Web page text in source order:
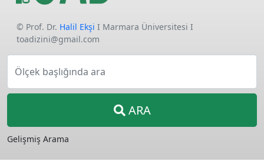
© Prof. Dr. Halil Ekşi I Marmara Üniversitesi I
toadizini@gmail.com
Ölçek başlığında ara
ARA
Gelişmiş Arama